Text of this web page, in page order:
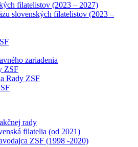
filatelistov (2023 – 2027)
slovenských filatelistov (2023 –
zariadenia
ZSF
Rady ZSF
rady
filatelia (od 2021)
ZSF (1998 -2020)